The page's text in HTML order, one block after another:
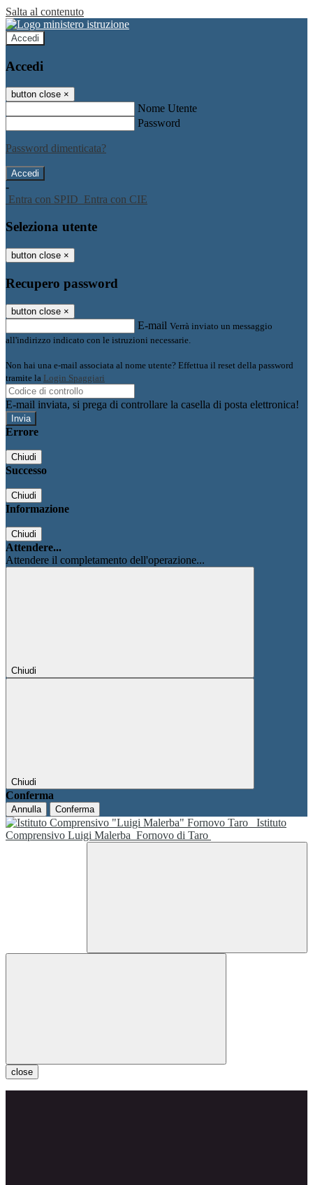
Salta al contenuto
Accedi
Accedi
button close ×
Nome Utente
Password
Password dimenticata?
-
Entra con SPID Entra con CIE
Seleziona utente
button close ×
Recupero password
button close ×
E-mail Verrà inviato un messaggio
all'indirizzo indicato con le istruzioni necessarie.
Non hai una e-mail associata al nome utente? Effettua il reset della password
tramite la Login Spaggiari
E-mail inviata, si prega di controllare la casella di posta elettronica!
Errore
Chiudi
Successo
Chiudi
Informazione
Chiudi
Attendere...
Attendere il completamento dell'operazione...
Chiudi
Chiudi
Conferma
Annulla Conferma
Istituto
Comprensivo Luigi Malerba Fornovo di Taro
close